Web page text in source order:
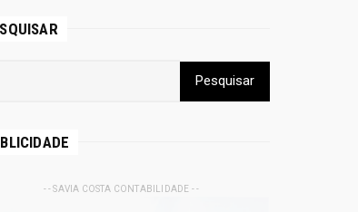
- - SAVIA COSTA CONTABILIDADE - -